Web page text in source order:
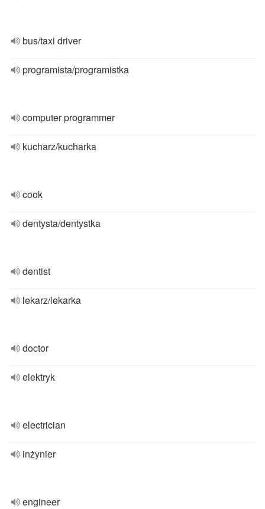
bus/taxi driver
programista/programistka
computer programmer
kucharz/kucharka
cook
dentysta/dentystka
dentist
lekarz/lekarka
doctor
elektryk
electrician
inżynier
engineer